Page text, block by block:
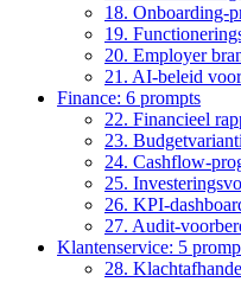
18. Onboarding-
19.
20. Employer
21. AI-beleid
Finance: 6 prompts
22. Financieel
23.
24. Cashflow-
25.
26. KPI-
27. Audit-
Klantenservice: 5
28.